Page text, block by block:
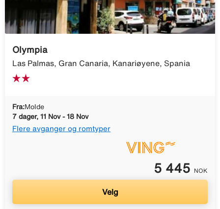
Olympia
Las Palmas, Gran Canaria, Kanariøyene, Spania
Fra:Molde
7 dager, 11 Nov - 18 Nov
Flere avganger og romtyper
5 445 NOK
Velg